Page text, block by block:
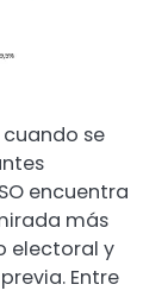
se
encuentra
más
electoral y
Entre